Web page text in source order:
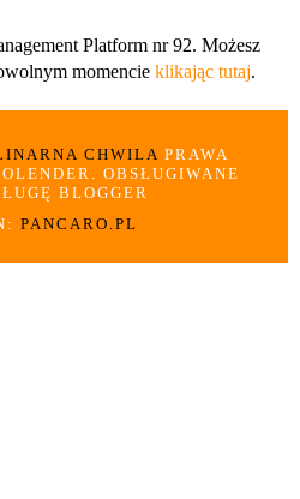
Platform nr 92. Możesz
momencie klikając tutaj.
CHWILAPRAWA
OBSŁUGIWANE
BLOGGER
PANCARO.PL